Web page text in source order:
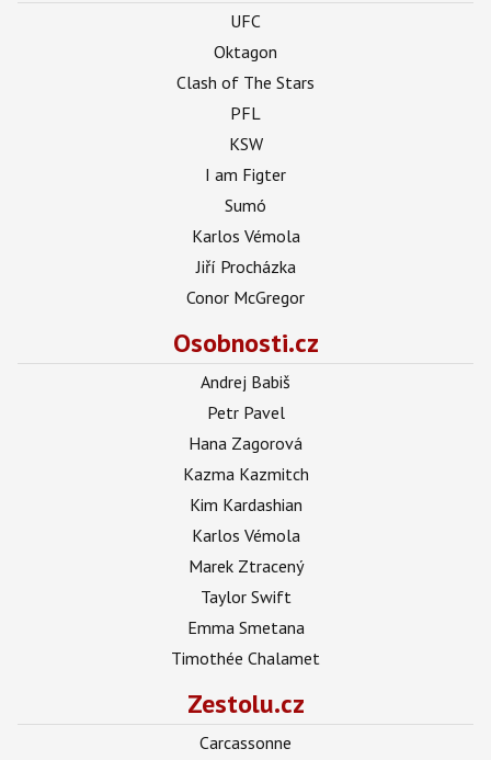
UFC
Oktagon
Clash of The Stars
PFL
KSW
I am Figter
Sumó
Karlos Vémola
Jiří Procházka
Conor McGregor
Osobnosti.cz
Andrej Babiš
Petr Pavel
Hana Zagorová
Kazma Kazmitch
Kim Kardashian
Karlos Vémola
Marek Ztracený
Taylor Swift
Emma Smetana
Timothée Chalamet
Zestolu.cz
Carcassonne